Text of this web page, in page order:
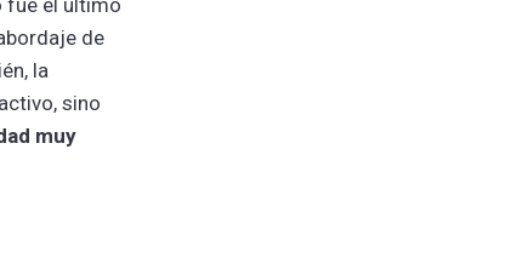
fue el último
de
la
sino
muy